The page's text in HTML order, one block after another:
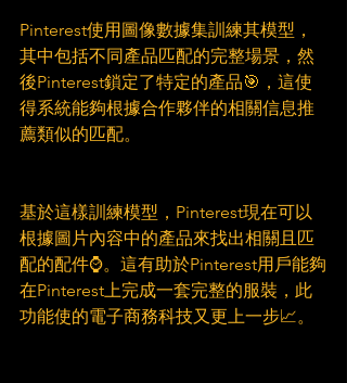
Pinterest使用圖像數據集訓練其模型，
其中包括不同產品匹配的完整場景，然
後Pinterest鎖定了特定的產品🎯，這使
得系統能夠根據合作夥伴的相關信息推
薦類似的匹配。
基於這樣訓練模型，Pinterest現在可以
根據圖片內容中的產品來找出相關且匹
配的配件⌚️。這有助於Pinterest用戶能夠
在Pinterest上完成一套完整的服裝，此
功能使的電子商務科技又更上一步📈。